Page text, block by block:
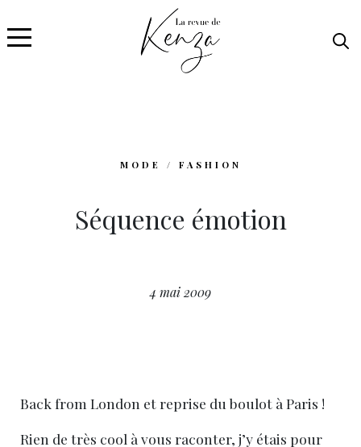
MODE / FASHION
Séquence émotion
4 mai 2009
Back from London et reprise du boulot à Paris !
Rien de très cool à vous raconter, j’y étais pour